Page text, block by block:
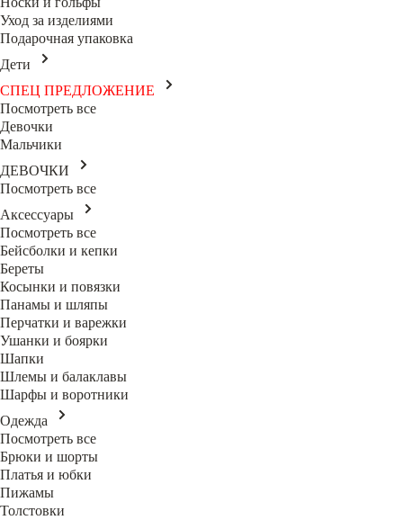
Уход за изделиями
Подарочная упаковка
Дети
СПЕЦ ПРЕДЛОЖЕНИЕ
Посмотреть все
Девочки
Мальчики
ДЕВОЧКИ
Посмотреть все
Аксессуары
Посмотреть все
Бейсболки и кепки
Береты
Косынки и повязки
Панамы и шляпы
Перчатки и варежки
Ушанки и боярки
Шапки
Шлемы и балаклавы
Шарфы и воротники
Одежда
Посмотреть все
Брюки и шорты
Платья и юбки
Пижамы
Толстовки